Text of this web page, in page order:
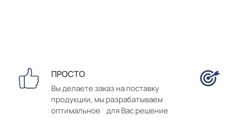
ПРОСТО
Вы делаете заказ на поставку
продукции, мы разрабатываем
оптимальное для Вас решение